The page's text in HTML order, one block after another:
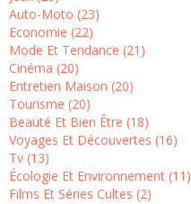
Auto-Moto (23)
Economie (22)
Mode Et Tendance (21)
Cinéma (20)
Entretien Maison (20)
Tourisme (20)
Beauté Et Bien Être (18)
Voyages Et Découvertes (16)
Tv (13)
Écologie Et Environnement (11)
Films Et Séries Cultes (2)